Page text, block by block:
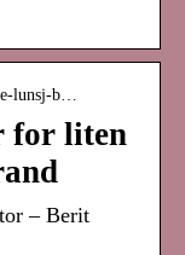
lunsj-b…
for liten
– Berit